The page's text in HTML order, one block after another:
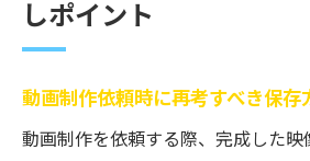
しポイント
動画制作依頼時に再考すべき保存
動画制作を依頼する際、完成した映